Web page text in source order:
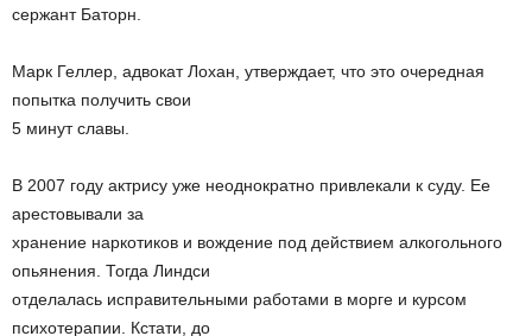
сержант Баторн.
Марк Геллер, адвокат Лохан, утверждает, что это очередная
попытка получить свои
5 минут славы.
В 2007 году актрису уже неоднократно привлекали к суду. Ее
арестовывали за
хранение наркотиков и вождение под действием алкогольного
опьянения. Тогда Линдси
отделалась исправительными работами в морге и курсом
психотерапии. Кстати, до